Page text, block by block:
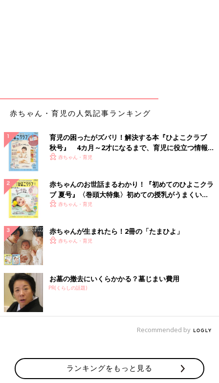
赤ちゃん・育児の人気記事ランキング
育児の困ったがズバリ！解決する本『ひよこクラブ
秋号』 4カ月～2才になるまで、育児に役立つ情報が
いっぱい！
赤ちゃん・育児
赤ちゃんのお世話まるわかり！『初めてのひよこクラ
ブ 夏号』〈巻頭大特集〉初めての授乳がうまくい
く！ おっぱい・ミルクの基本と夏のトラブル 解決テ
赤ちゃん・育児
赤ちゃんが生まれたら！2冊の「たまひよ」
赤ちゃん・育児
お墓の撤去にいくらかかる？墓じまい費用
PR(くらしの話題)
Recommended by
ランキングをもっと見る